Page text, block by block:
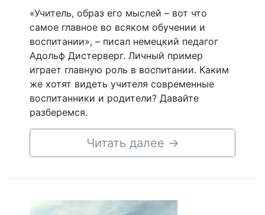
«Учитель, образ его мыслей – вот что
самое главное во всяком обучении и
воспитании», – писал немецкий педагог
Адольф Дистерверг. Личный пример
играет главную роль в воспитании. Каким
же хотят видеть учителя современные
воспитанники и родители? Давайте
разберемся.
Читать далее →